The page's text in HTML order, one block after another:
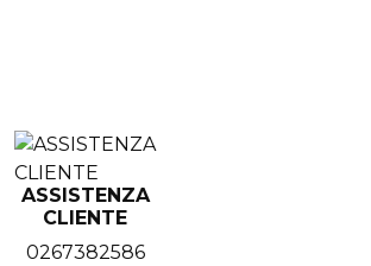
ASSISTENZA
CLIENTE
0267382586